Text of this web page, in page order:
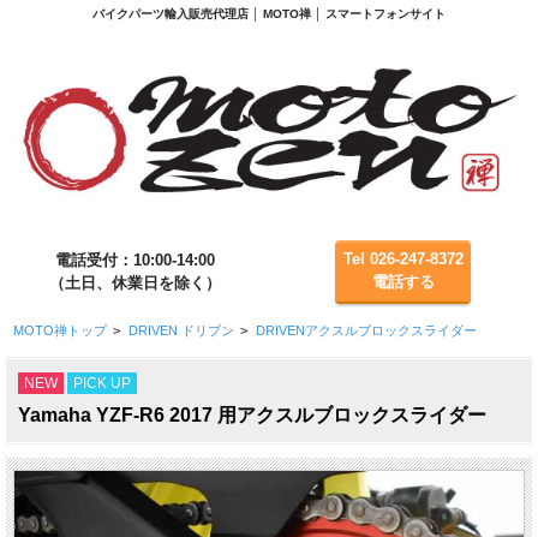
バイクパーツ輸入販売代理店 │ MOTO禅 │ スマートフォンサイト
電話受付：10:00-14:00
（土日、休業日を除く）
Tel 026-247-8372
電話する
MOTO禅トップ > DRIVEN ドリブン > DRIVENアクスルブロックスライダー
NEW PICK UP
Yamaha YZF-R6 2017 用アクスルブロックスライダー